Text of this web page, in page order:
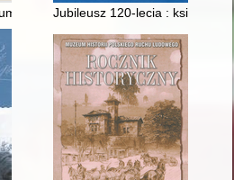
: o transformacji cechu prasalskiego
Jubileusz 120-lecia : księga